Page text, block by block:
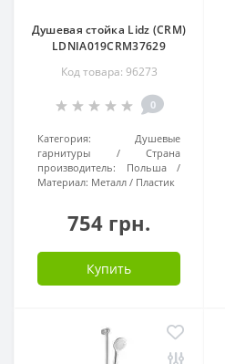
Душевая стойка Lidz (CRM)
LDNIA019CRM37629
Код товара: 96273
0
Категория:
Душевые
гарнитуры
Страна
производитель:
Польша
Материал: Металл / Пластик
754 грн.
Купить